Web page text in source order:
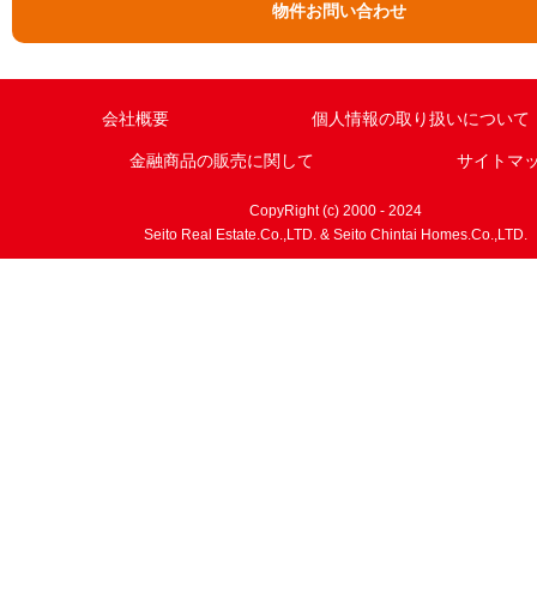
物件お問い合わせ
会社概要 個人情報の取り扱いについて
金融商品の販売に関して サイトマ
CopyRight (c) 2000 - 2024
Seito Real Estate.Co.,LTD. & Seito Chintai Homes.Co.,LTD.